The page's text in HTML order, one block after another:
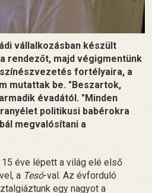
vállalkozásban készült
rendezőt, majd végigmentünk
fortélyaira, a
mutattak be. "Beszartok,
évadától. "Minden
politikusi babérokra
megvalósítani a
15 éve lépett a világ elé első
a Tesó-val. Az évforduló
egy nagyot a